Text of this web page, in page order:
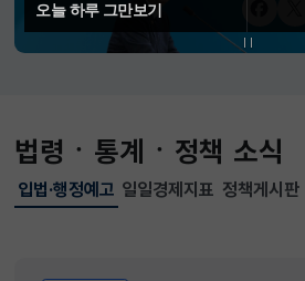
오늘 하루 그만보기
법령ㆍ통계ㆍ정책 소식
입법·행정예고
선택됨
일일경제지표 정책게시판